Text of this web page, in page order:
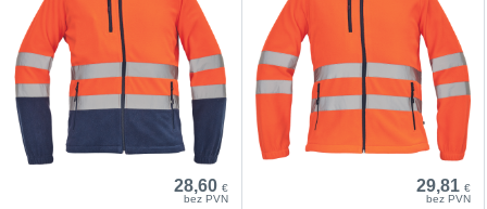
28,60 €
bez PVN
29,81 €
bez PVN